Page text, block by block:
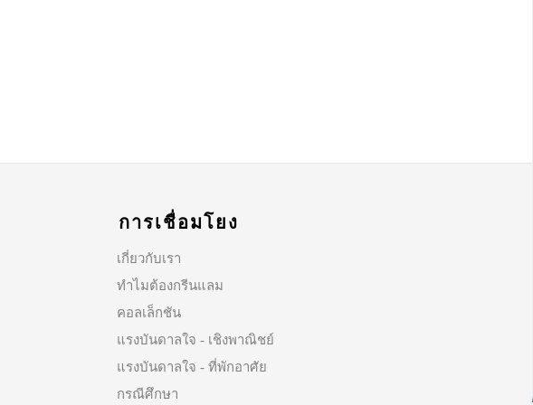
การเชื่อมโยง
เกี่ยวกับเรา
ทำไมต้องกรีนแลม
คอลเล็กชัน
แรงบันดาลใจ - เชิงพาณิชย์
แรงบันดาลใจ - ที่พักอาศัย
กรณีศึกษา